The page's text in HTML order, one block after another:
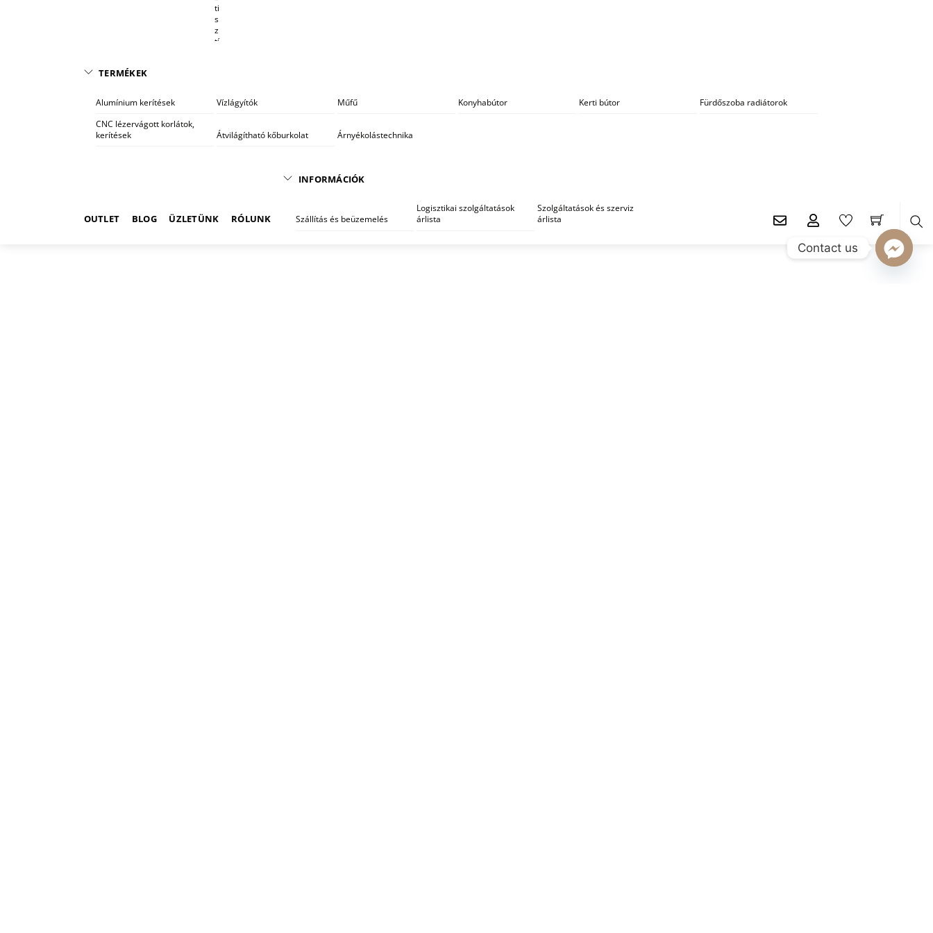
ti
s
z
tí
n
d
z
e
TERMÉKEK
Alumínium kerítések Vízlágyítók Műfű Konyhabútor Kerti bútor
Fürdőszoba radiátorok
CNC lézervágott korlátok,
kerítések
Átvilágítható kőburkolat Árnyékolástechnika
OUTLET BLOG ÜZLETÜNK RÓLUNK
INFORMÁCIÓK
Szállítás és beüzemelés
Logisztikai szolgáltatások
árlista
Szolgáltatások és szerviz
árlista
Contact us